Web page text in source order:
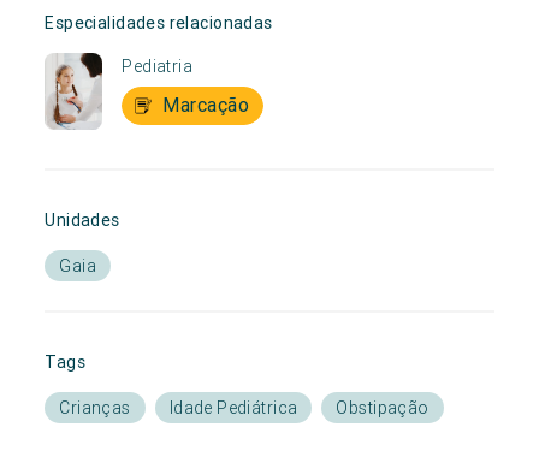
Especialidades relacionadas
Pediatria
Marcação
Unidades
Gaia
Tags
Crianças Idade Pediátrica Obstipação